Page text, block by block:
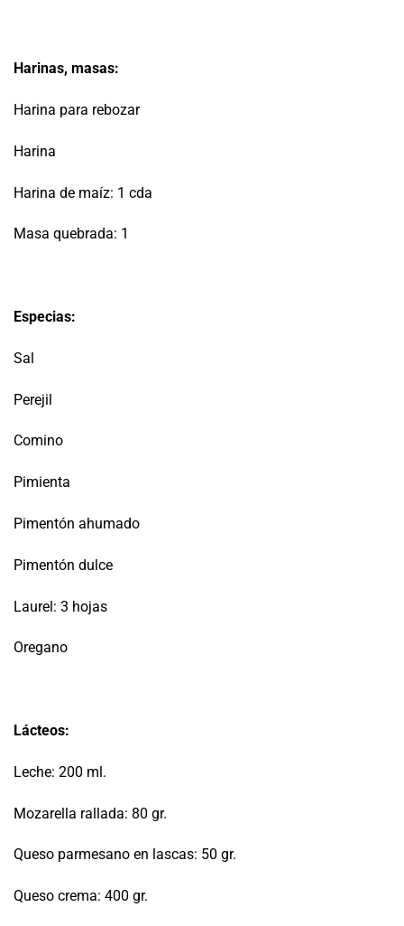
Harinas, masas:
Harina para rebozar
Harina
Harina de maíz: 1 cda
Masa quebrada: 1
Especias:
Sal
Perejil
Comino
Pimienta
Pimentón ahumado
Pimentón dulce
Laurel: 3 hojas
Oregano
Lácteos:
Leche: 200 ml.
Mozarella rallada: 80 gr.
Queso parmesano en lascas: 50 gr.
Queso crema: 400 gr.